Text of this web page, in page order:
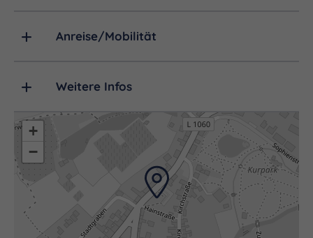
Anreise/Mobilität
Weitere Infos
+
−